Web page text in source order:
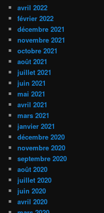
avril 2022
février 2022
décembre 2021
novembre 2021
octobre 2021
août 2021
juillet 2021
juin 2021
mai 2021
avril 2021
mars 2021
janvier 2021
décembre 2020
novembre 2020
septembre 2020
août 2020
juillet 2020
juin 2020
avril 2020